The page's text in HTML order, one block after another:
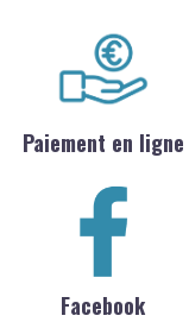
Paiement en ligne
Facebook